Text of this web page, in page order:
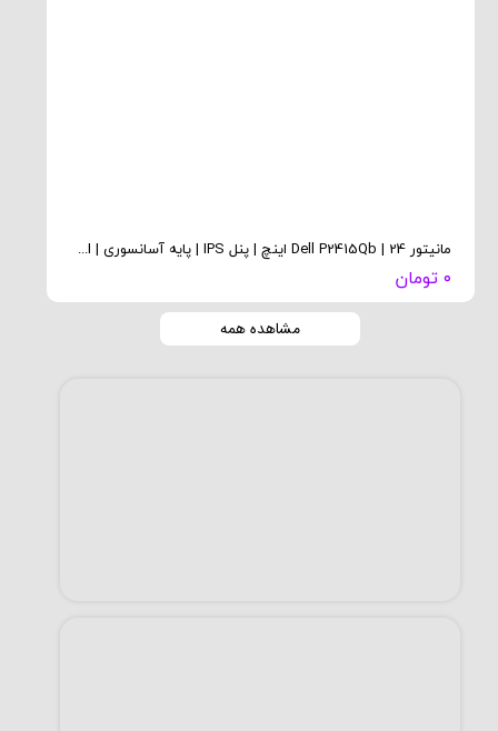
مانیتور Dell P2415Qb | 24 اینچ | پنل IPS | پایه آسانسوری | HDMI و DisplayPort
۰ تومان
مشاهده همه